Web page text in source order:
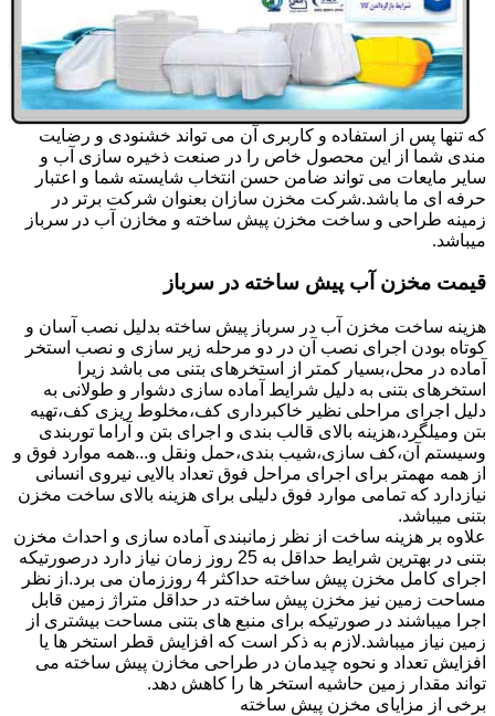
که تنها پس از استفاده و کاربری آن می تواند خشنودی و رضایت
مندی شما از این محصول خاص را در صنعت ذخیره سازی آب و
سایر مایعات می تواند ضامن حسن انتخاب شایسته شما و اعتبار
حرفه ای ما باشد.شرکت مخزن سازان بعنوان شرکت برتر در
زمینه طراحی و ساخت مخزن پیش ساخته و مخازن آب در سرباز
میباشد.
قیمت مخزن آب پیش ساخته در سرباز
هزینه ساخت مخزن آب در سرباز پیش ساخته بدلیل نصب آسان و
کوتاه بودن اجرای نصب آن در دو مرحله زیر سازی و نصب استخر
آماده در محل،بسیار کمتر از استخرهای بتنی می باشد زیرا
استخرهای بتنی به دلیل شرایط آماده سازی دشوار و طولانی به
دلیل اجرای مراحلی نظیر خاکبرداری کف،مخلوط ریزی کف،تهیه
بتن ومیلگرد،هزینه بالای قالب بندی و اجرای بتن و آراما توربندی
وسیستم آن،کف سازی،شیب بندی،حمل ونقل و...همه موارد فوق و
از همه مهمتر برای اجرای مراحل فوق تعداد بالایی نیروی انسانی
نیازدارد که تمامی موارد فوق دلیلی برای هزینه بالای ساخت مخزن
بتنی میباشد.
علاوه بر هزینه ساخت از نظر زمانبندی آماده سازی و احداث مخزن
بتنی در بهترین شرایط حداقل به 25 روز زمان نیاز دارد درصورتیکه
اجرای کامل مخزن پیش ساخته حداکثر 4 روززمان می برد.از نظر
مساحت زمین نیز مخزن پیش ساخته در حداقل متراژ زمین قابل
اجرا میباشند در صورتیکه برای منبع های بتنی مساحت بیشتری از
زمین نیاز میباشد.لازم به ذکر است که افزایش قطر استخر ها یا
افزایش تعداد و نحوه چیدمان در طراحی مخازن پیش ساخته می
تواند مقدار زمین حاشیه استخر ها را کاهش دهد.
برخی از مزایای مخزن پیش ساخته